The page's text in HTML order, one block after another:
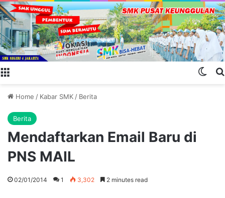
Home / Kabar SMK / Berita
Berita
Mendaftarkan Email Baru di
PNS MAIL
02/01/2014 1 3,302 2 minutes read